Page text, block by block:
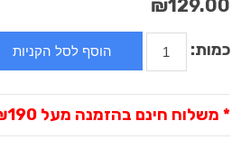
₪129.00
כמות:
* משלוח חינם בהזמנה מעל